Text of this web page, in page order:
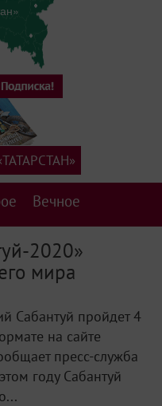
Вечное
2020»
мира
Сабантуй пройдет 4
на сайте
пресс-служба
году Сабантуй